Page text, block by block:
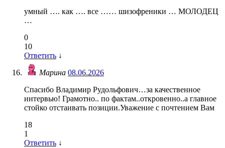
умный …. как …. все …… шизофреники … МОЛОДЕЦ
…
0
10
Ответить ↓
Марина 08.06.2026
Спасибо Владимир Рудольфович…за качественное
интервью! Грамотно.. по фактам..откровенно..а главное
стойко отстаивать позиции.Уважение с почтением Вам
18
1
Ответить ↓